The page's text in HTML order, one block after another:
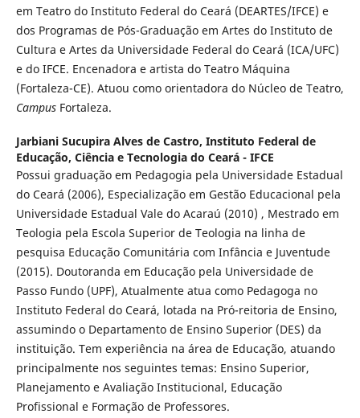
em Teatro do Instituto Federal do Ceará (DEARTES/IFCE) e
dos Programas de Pós-Graduação em Artes do Instituto de
Cultura e Artes da Universidade Federal do Ceará (ICA/UFC)
e do IFCE. Encenadora e artista do Teatro Máquina
(Fortaleza-CE). Atuou como orientadora do Núcleo de Teatro,
CampusFortaleza.
Jarbiani Sucupira Alves de Castro, Instituto Federal de
Educação, Ciência e Tecnologia do Ceará - IFCE
Possui graduação em Pedagogia pela Universidade Estadual
do Ceará (2006), Especialização em Gestão Educacional pela
Universidade Estadual Vale do Acaraú (2010) , Mestrado em
Teologia pela Escola Superior de Teologia na linha de
pesquisa Educação Comunitária com Infância e Juventude
(2015). Doutoranda em Educação pela Universidade de
Passo Fundo (UPF), Atualmente atua como Pedagoga no
Instituto Federal do Ceará, lotada na Pró-reitoria de Ensino,
assumindo o Departamento de Ensino Superior (DES) da
instituição. Tem experiência na área de Educação, atuando
principalmente nos seguintes temas: Ensino Superior,
Planejamento e Avaliação Institucional, Educação
Profissional e Formação de Professores.